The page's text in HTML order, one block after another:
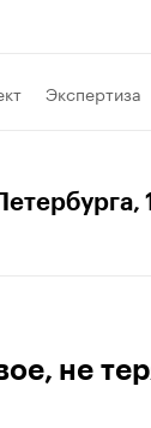
Экспертиза
,
не